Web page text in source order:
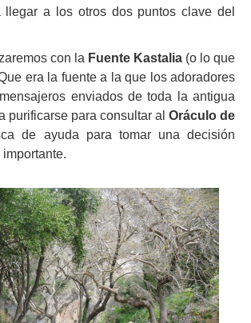
llegar a los otros dos puntos clave del
con la Fuente Kastalia (o lo que
era la fuente a la que los adoradores
enviados de toda la antigua
purificarse para consultar al Oráculo de
de ayuda para tomar una decisión